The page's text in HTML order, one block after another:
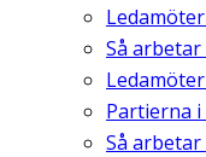
Så
Partierna
Så